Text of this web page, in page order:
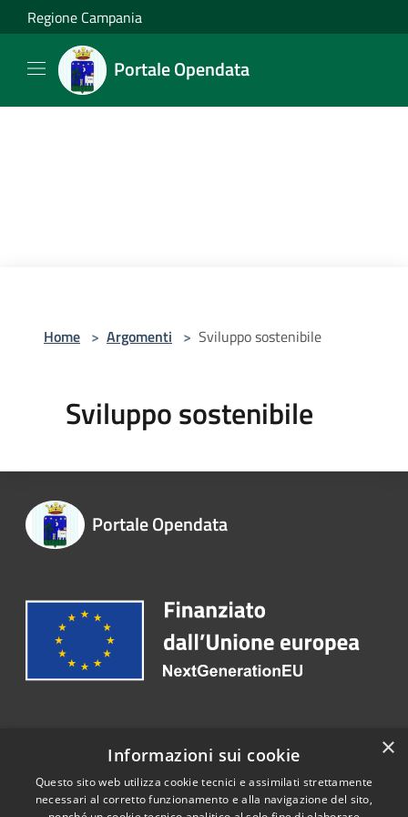
Salta al contenuto principale
Regione Campania
Portale Opendata
Home > Argomenti > Sviluppo sostenibile
Sviluppo sostenibile
Portale Opendata
Recapiti e contatti
Telefono: 0825 849005
×
Informazioni sui cookie
Questo sito web utilizza cookie tecnici e assimilati strettamente
necessari al corretto funzionamento e alla navigazione del sito,